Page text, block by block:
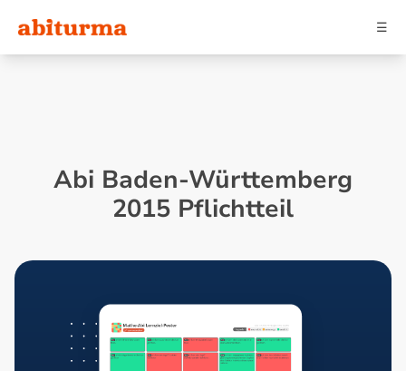
☰
Abi Baden-Württemberg
2015 Pflichtteil